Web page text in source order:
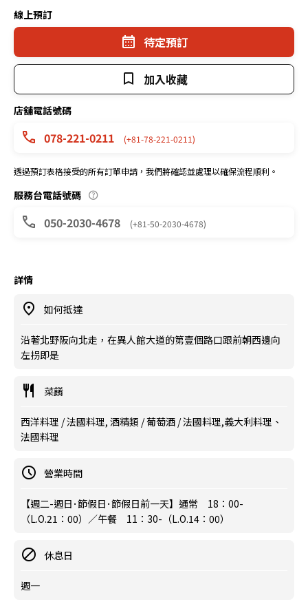
線上預訂
待定預訂
加入收藏
店舖電話號碼
078-221-0211 (+81-78-221-0211)
透過預訂表格接受的所有訂單申請，我們將確認並處理以確保流程順利。
服務台電話號碼
050-2030-4678 (+81-50-2030-4678)
詳情
如何抵達
沿著北野阪向北走，在異人館大道的第壹個路口跟前朝西邊向
左拐即是
菜餚
西洋料理 / 法國料理, 酒精類 / 葡萄酒 / 法國料理,義大利料理、
法國料理
營業時間
【週二-週日･節假日･節假日前一天】通常 18：00-
（L.O.21：00）／午餐 11：30-（L.O.14：00）
休息日
週一